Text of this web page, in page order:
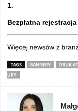
1.
Bezpłatna
Więcej newsów z
TAGS BANNERY DRUK
UPY